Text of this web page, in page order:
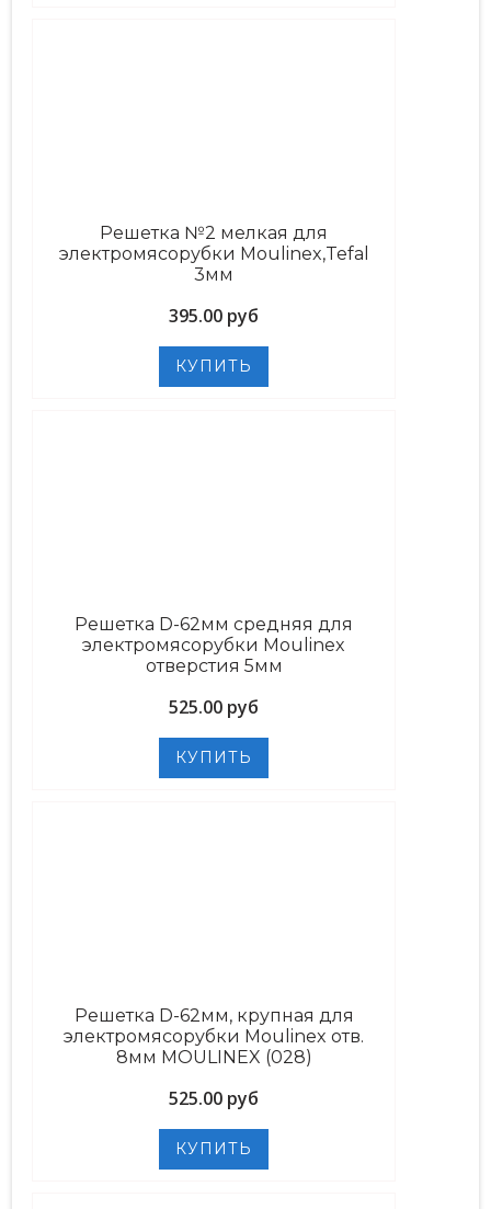
Решетка №2 мелкая для
электромясорубки Moulinex,Tefal
3мм
395.00 руб
Решетка D-62мм средняя для
электромясорубки Moulinex
отверстия 5мм
525.00 руб
Решетка D-62мм, крупная для
электромясорубки Moulinex отв.
8мм MOULINEX (028)
525.00 руб